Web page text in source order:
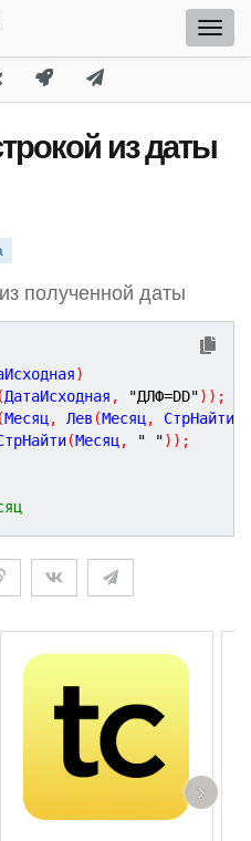
из даты
полученной даты
)
(ДатаИсходная , "ДЛФ=DD") ) ;
Месяц , Лев (Месяц , СтрНайти
(Месяц , " ") ) ;
›